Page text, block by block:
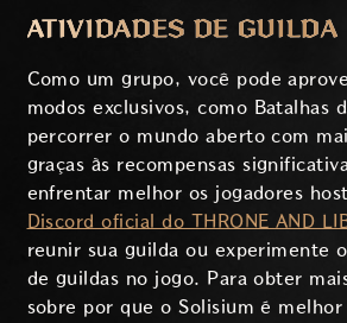
ATIVIDADES DE GUILDA
Como um grupo, você pode
modos exclusivos, como Batalhas
percorrer o mundo aberto com
graças às recompensas
enfrentar melhor os jogadores
Discord oficial do THRONE AND
reunir sua guilda ou experimente
de guildas no jogo. Para obter
sobre por que o Solisium é